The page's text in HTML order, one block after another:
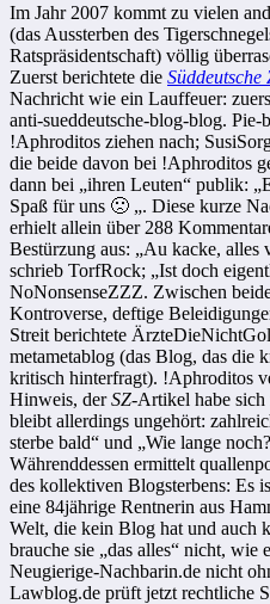
Im Jahr 2007 kommt zu vielen
(das Aussterben des
Ratspräsidentschaft) völlig
Zuerst berichtete die Süddeutsche
Nachricht wie ein Lauffeuer:
anti-sueddeutsche-blog-blog.
!Aphroditos ziehen nach;
die beide davon bei !Aphroditos
dann bei „ihren Leuten“ publik:
Spaß für uns 🙁 „. Diese kurze
erhielt allein über 288
Bestürzung aus: „Au kacke, alles
schrieb TorfRock; „Ist doch
NoNonsenseZZZ. Zwischen
Kontroverse, deftige
Streit berichtete
metametablog (das Blog, das die
kritisch hinterfragt). !Aphroditos
Hinweis, derSZ-Artikel habe sich
bleibt allerdings ungehört:
sterbe bald“ und „Wie lange
Währenddessen ermittelt
des kollektiven Blogsterbens: Es
eine 84jährige Rentnerin aus
Welt, die kein Blog hat und auch
brauche sie „das alles“ nicht,
Neugierige-Nachbarin.de nicht
Lawblog.de prüft jetzt rechtliche